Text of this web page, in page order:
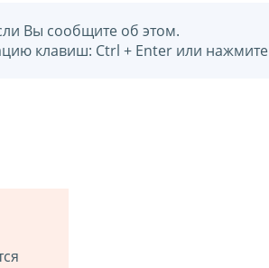
Вы сообщите об этом.
клавиш: Ctrl + Enter или нажмите